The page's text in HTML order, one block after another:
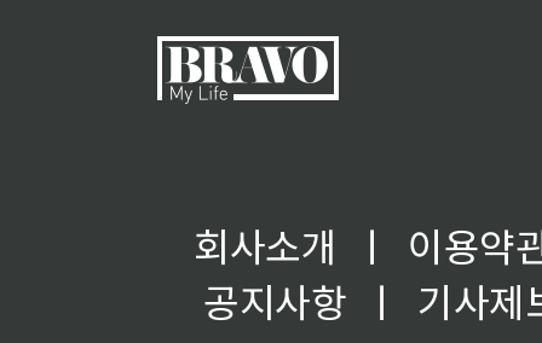
회사소개 ㅣ
이용약
공지사항
ㅣ
기사제